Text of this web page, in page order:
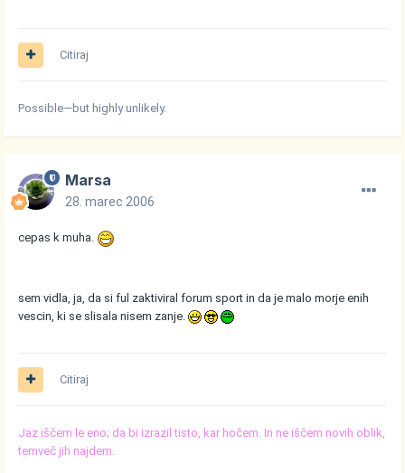
Citiraj
Possible—but highly unlikely.
Marsa
28. marec 2006
cepas k muha.
sem vidla, ja, da si ful zaktiviral forum sport in da je malo morje enih
vescin, ki se slisala nisem zanje.
Citiraj
Jaz iščem le eno; da bi izrazil tisto, kar hočem. In ne iščem novih oblik,
temveč jih najdem.